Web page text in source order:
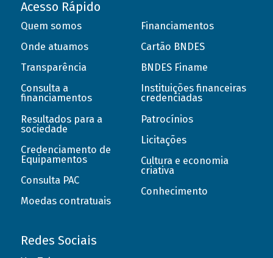
Acesso Rápido
Quem somos
Onde atuamos
Transparência
Consulta a
financiamentos
Resultados para a
sociedade
Credenciamento de
Equipamentos
Consulta PAC
Moedas contratuais
Financiamentos
Cartão BNDES
BNDES Finame
Instituições financeiras
credenciadas
Patrocínios
Licitações
Cultura e economia
criativa
Conhecimento
Redes Sociais